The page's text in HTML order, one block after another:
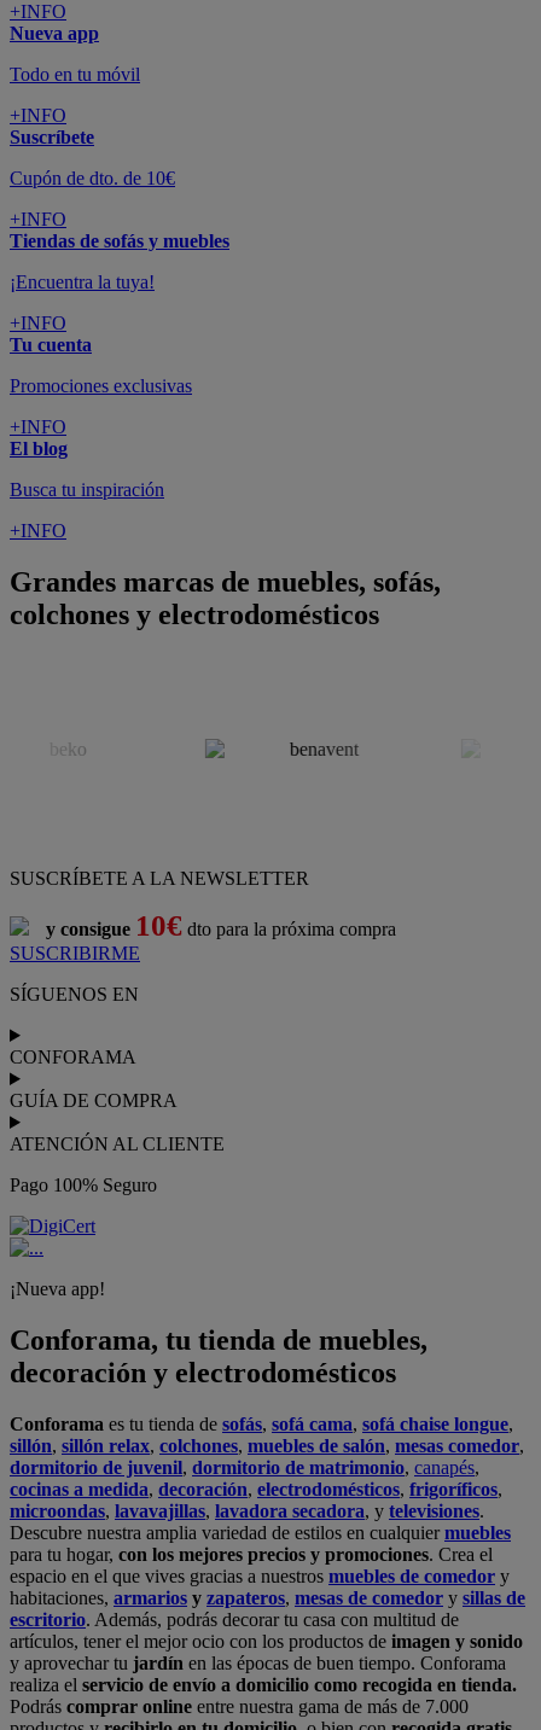
+INFO
Nueva app
Todo en tu móvil
+INFO
Suscríbete
Cupón de dto. de 10€
+INFO
Tiendas de sofás y muebles
¡Encuentra la tuya!
+INFO
Tu cuenta
Promociones exclusivas
+INFO
El blog
Busca tu inspiración
+INFO
Grandes marcas de muebles, sofás,
colchones y electrodomésticos
SUSCRÍBETE A LA NEWSLETTER
y consigue 10€ dto para la próxima compra
SUSCRIBIRME
SÍGUENOS EN
CONFORAMA
GUÍA DE COMPRA
ATENCIÓN AL CLIENTE
Pago 100% Seguro
¡Nueva app!
Conforama, tu tienda de muebles,
decoración y electrodomésticos
Conforama es tu tienda de sofás, sofá cama, sofá chaise longue,
sillón, sillón relax, colchones, muebles de salón, mesas comedor,
dormitorio de juvenil, dormitorio de matrimonio, canapés,
cocinas a medida, decoración, electrodomésticos, frigoríficos,
microondas, lavavajillas, lavadora secadora, y televisiones.
Descubre nuestra amplia variedad de estilos en cualquiermuebles
para tu hogar, con los mejores precios y promociones. Crea el
espacio en el que vives gracias a nuestros muebles de comedor y
habitaciones, armarios y zapateros, mesas de comedor y sillas de
escritorio. Además, podrás decorar tu casa con multitud de
artículos, tener el mejor ocio con los productos de imagen y sonido
y aprovechar tu jardín en las épocas de buen tiempo. Conforama
realiza el servicio de envío a domicilio como recogida en tienda.
Podrás comprar online entre nuestra gama de más de 7.000